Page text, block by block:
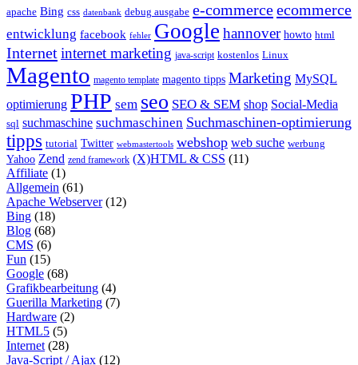
apache Bing css datenbank debug ausgabe e-commerceecommerce
entwicklung facebook fehler Google hannover howto html
Internetinternet marketing java-script kostenlos Linux
Magento magento template magento tipps Marketing MySQL
optimierung PHP sem seo SEO & SEM shop Social-Media
sql suchmaschine suchmaschinen Suchmaschinen-optimierung
tipps tutorial Twitter webmastertools webshop web suche werbung
Yahoo Zend zend framework (X)HTML & CSS (11)
Affiliate (1)
Allgemein (61)
Apache Webserver(12)
Bing (18)
Blog (68)
CMS (6)
Fun (15)
Google (68)
Grafikbearbeitung (4)
Guerilla Marketing (7)
Hardware (2)
HTML5 (5)
Internet (28)
Java-Script / Ajax (12)